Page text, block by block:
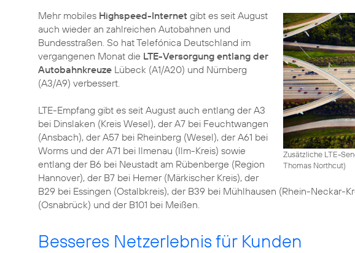
Zusätzliche LTE-
Thomas Northcut)
Mehr mobiles Highspeed-Internet gibt es seit August
auch wieder an zahlreichen Autobahnen und
Bundesstraßen. So hat Telefónica Deutschland im
vergangenen Monat die LTE-Versorgung entlang der
Autobahnkreuze Lübeck (A1/A20) und Nürnberg
(A3/A9) verbessert.
LTE-Empfang gibt es seit August auch entlang der A3
bei Dinslaken (Kreis Wesel), der A7 bei Feuchtwangen
(Ansbach), der A57 bei Rheinberg (Wesel), der A61 bei
Worms und der A71 bei Ilmenau (Ilm-Kreis) sowie
entlang der B6 bei Neustadt am Rübenberge (Region
Hannover), der B7 bei Hemer (Märkischer Kreis), der
B29 bei Essingen (Ostalbkreis), der B39 bei Mühlhausen (Rhein-Neckar-
(Osnabrück) und der B101 bei Meißen.
Besseres Netzerlebnis für Kunden